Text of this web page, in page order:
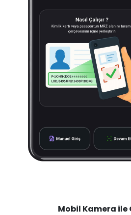
Mobil Kamera ile